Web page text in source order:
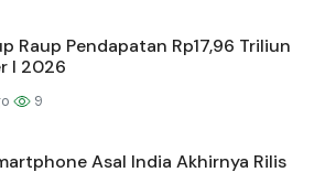
Raup Pendapatan Rp17,96 Triliun
I 2026
9
Asal India Akhirnya Rilis